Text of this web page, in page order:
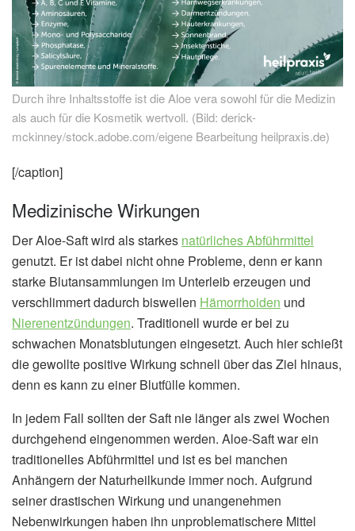
Durch ihre Inhaltsstoffe ist die Aloe vera sowohl für die Medizin
als auch für die Kosmetik wertvoll. (Bild: derick-
mckinney/stock.adobe.com/eigene Bearbeitung heilpraxis.de)
[/caption]
Medizinische Wirkungen
Der Aloe-Saft wird als starkes natürliches Abführmittel
genutzt. Er ist dabei nicht ohne Probleme, denn er kann
starke Blutansammlungen im Unterleib erzeugen und
verschlimmert dadurch bisweilen Hämorrhoiden und
Nierenentzündungen. Traditionell wurde er bei zu
schwachen Monatsblutungen eingesetzt. Auch hier schießt
die gewollte positive Wirkung schnell über das Ziel hinaus,
denn es kann zu einer Blutfülle kommen.
In jedem Fall sollten der Saft nie länger als zwei Wochen
durchgehend eingenommen werden. Aloe-Saft war ein
traditionelles Abführmittel und ist es bei manchen
Anhängern der Naturheilkunde immer noch. Aufgrund
seiner drastischen Wirkung und unangenehmen
Nebenwirkungen haben ihn unproblematischere Mittel